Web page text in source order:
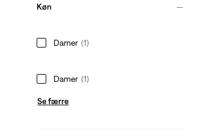
Køn
Damer (1)
Damer (1)
Se færre